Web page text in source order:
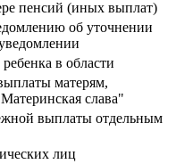
пенсий (иных выплат)
об уточнении
в области
матерям,
слава"
выплаты отдельным
лиц